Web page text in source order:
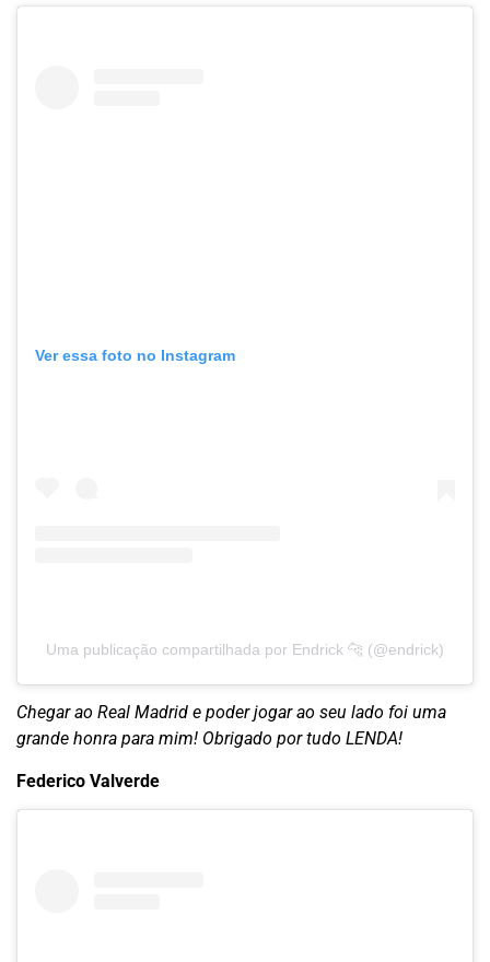
Ver essa foto no Instagram
Uma publicação compartilhada por Endrick 🐆 (@endrick)
Chegar ao Real Madrid e poder jogar ao seu lado foi uma
grande honra para mim! Obrigado por tudo LENDA!
Federico Valverde